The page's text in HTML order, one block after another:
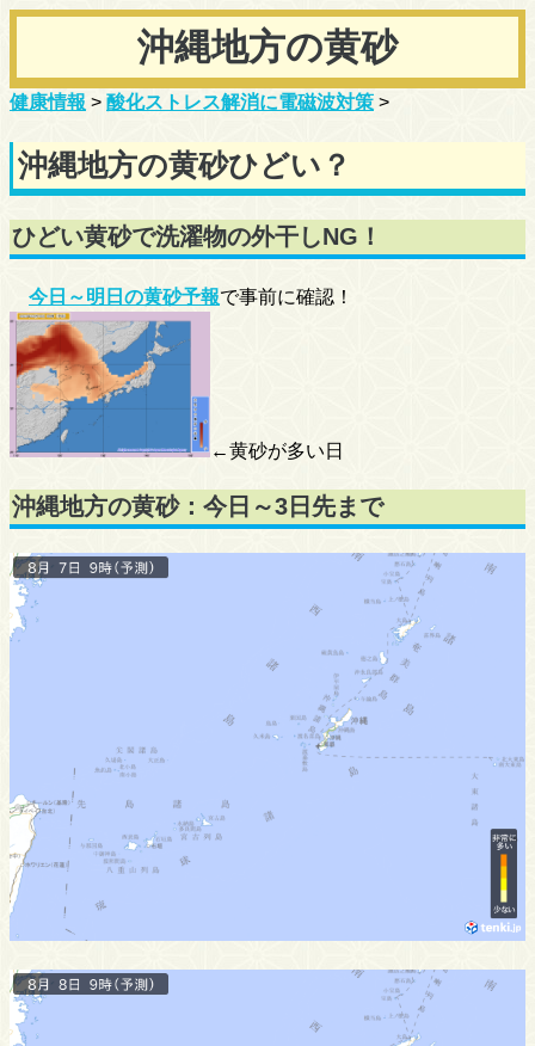
沖縄地方の黄砂
健康情報 > 酸化ストレス解消に電磁波対策 >
沖縄地方の黄砂ひどい？
ひどい黄砂で洗濯物の外干しNG！
今日～明日の黄砂予報で事前に確認！
←黄砂が多い日
沖縄地方の黄砂：今日～3日先まで